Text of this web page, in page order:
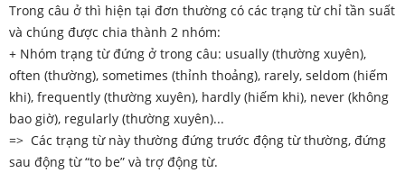
Trong câu ở thì hiện tại đơn thường có các trạng từ chỉ tần suất
và chúng được chia thành 2 nhóm:
+ Nhóm trạng từ đứng ở trong câu: usually (thường xuyên),
often (thường), sometimes (thỉnh thoảng), rarely, seldom (hiếm
khi), frequently (thường xuyên), hardly (hiếm khi), never (không
bao giờ), regularly (thường xuyên)...
=> Các trạng từ này thường đứng trước động từ thường, đứng
sau động từ “to be” và trợ động từ.